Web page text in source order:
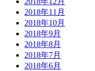
2018年11月
2018年10月
2018年9月
2018年8月
2018年7月
2018年6月